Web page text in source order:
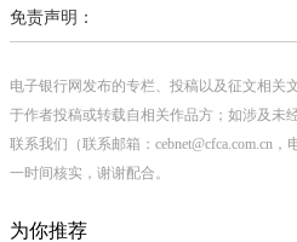
免责声明：
电子银行网发布的专栏、投稿以及征文相关
于作者投稿或转载自相关作品方；如涉及未
联系我们（联系邮箱：cebnet@cfca.com.cn
一时间核实，谢谢配合。
为你推荐